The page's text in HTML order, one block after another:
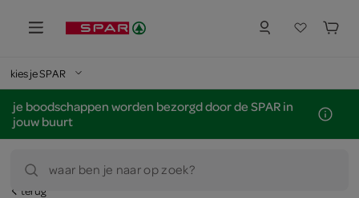
kies je SPAR
je boodschappen worden bezorgd door de SPAR in
jouw buurt
waar ben je naar op zoek?
terug